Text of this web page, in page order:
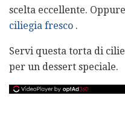
scelta eccellente.
ciliegia fresco .
Servi questa torta di
per un dessert speciale.